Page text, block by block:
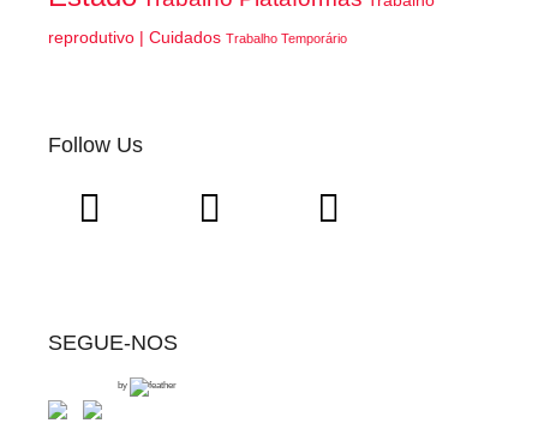
reprodutivo | Cuidados Trabalho Temporário
Follow Us
SEGUE-NOS
by